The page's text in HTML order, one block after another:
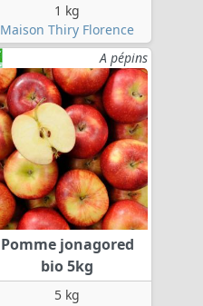
1 kg
Maison Thiry Florence
A pépins
Pomme jonagored
bio 5kg
5 kg